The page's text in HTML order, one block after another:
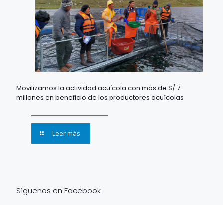
Movilizamos la actividad acuícola con más de S/ 7
millones en beneficio de los productores acuícolas
Leer más
Síguenos en Facebook